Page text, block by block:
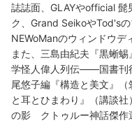
誌誌面、GLAYやofficial 髭
ク、Grand SeikoやTod's
NEWoManのウィンドウデ
また、三島由紀夫『黒蜥
学怪人偉人列伝――国書刊
尾悠子編『構造と美文』
と耳とひまわり』（講談
の影 クトゥルー神話傑作